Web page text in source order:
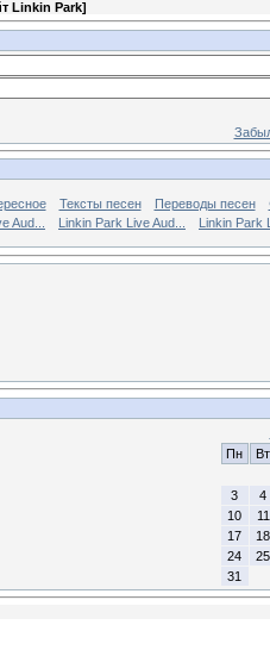
Linkin Park]
Тексты песен Переводы песен
Aud... Linkin Park Live Aud... Linkin Park
Пн
Вт
3
4
10
11
17
18
24
25
31